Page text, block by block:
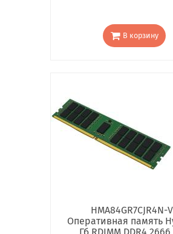
В корзину
HMA84GR7CJR4N-
Оперативная память